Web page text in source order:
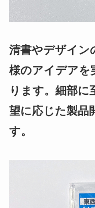
清書やデザイン
様のアイデアを
ります。細部に
望に応じた製品
す。